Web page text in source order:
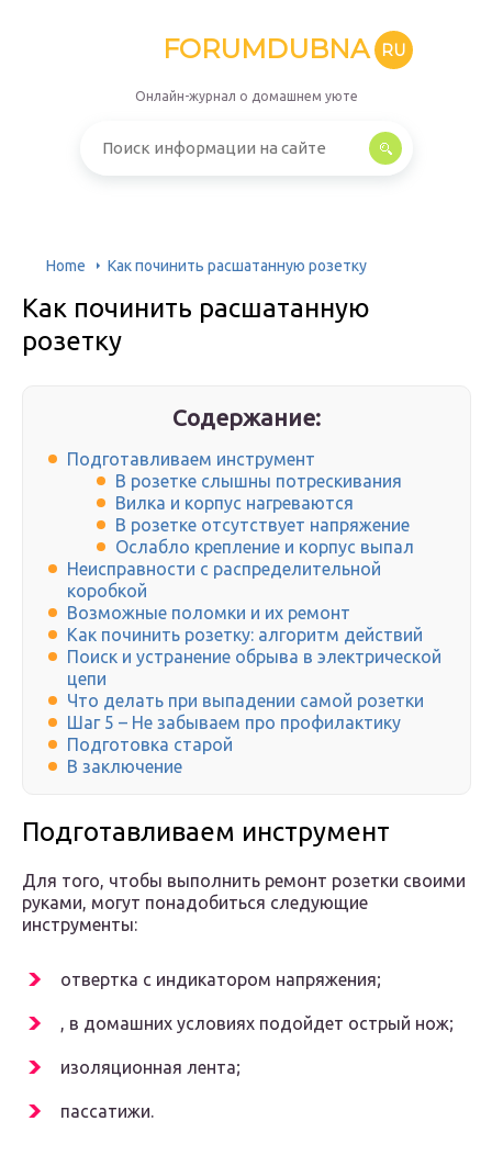
FORUMDUBNA RU
Онлайн-журнал о домашнем уюте
Home Как починить расшатанную розетку
Как починить расшатанную
розетку
Содержание:
Подготавливаем инструмент
В розетке слышны потрескивания
Вилка и корпус нагреваются
В розетке отсутствует напряжение
Ослабло крепление и корпус выпал
Неисправности с распределительной
коробкой
Возможные поломки и их ремонт
Как починить розетку: алгоритм действий
Поиск и устранение обрыва в электрической
цепи
Что делать при выпадении самой розетки
Шаг 5 – Не забываем про профилактику
Подготовка старой
В заключение
Подготавливаем инструмент
Для того, чтобы выполнить ремонт розетки своими
руками, могут понадобиться следующие
инструменты:
отвертка с индикатором напряжения;
, в домашних условиях подойдет острый нож;
изоляционная лента;
пассатижи.